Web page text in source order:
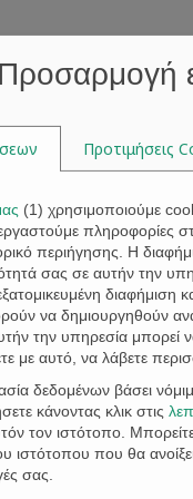
διατάξεις του Νόμου
παρατείνεται
19 Φεβρουαρίου
δανειοληπτών των
τα τραπεζικά
επειδή
τυχόν
Προσαρμογή
Προτιμήσεις
(1) χρησιμοποιούμε
πληροφορίες
περιήγησης. Η
σας σε αυτήν την
να δημιουργηθούν
την υπηρεσία μπορεί
με αυτό, να λάβετε
δεδομένων βάσει
κάνοντας κλικ στις
τον ιστότοπο.
ιστότοπου που θα
σας.